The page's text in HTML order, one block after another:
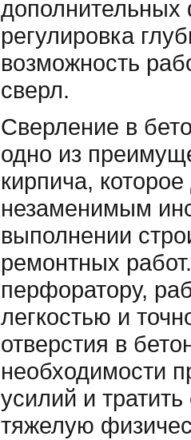
дополнительных
регулировка
возможность
сверл.
Сверление в
одно из
кирпича,
незаменимым
выполнении
ремонтных
перфоратору,
легкостью и
отверстия в
необходимости
усилий и
тяжелую